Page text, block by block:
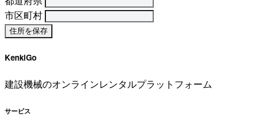
市区町村
KenkiGo
建設機械のオンラインレンタルプラットフォーム
サービス